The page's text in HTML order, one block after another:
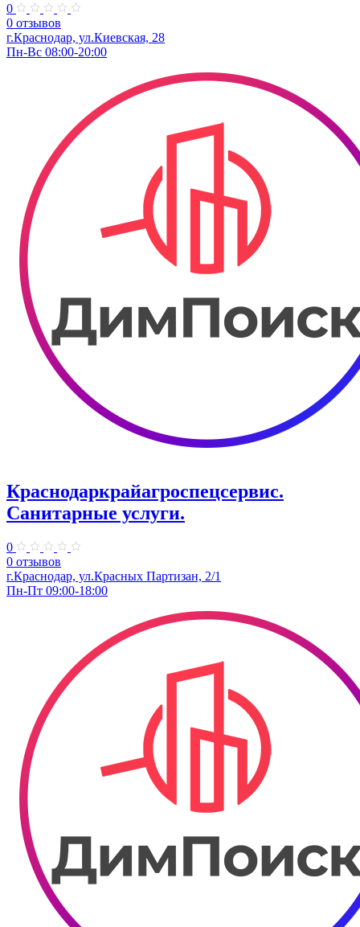
0
0 отзывов
г.Краснодар, ул.Киевская, 28
Пн-Вс 08:00-20:00
Краснодаркрайагроспецсервис.
Санитарные услуги.
0
0 отзывов
г.Краснодар, ул.Красных Партизан, 2/1
Пн-Пт 09:00-18:00